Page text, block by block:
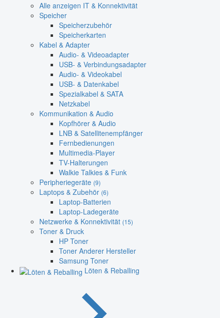
Alle anzeigen IT & Konnektivität
Speicher
Speicherzubehör
Speicherkarten
Kabel & Adapter
Audio- & Videoadapter
USB- & Verbindungsadapter
Audio- & Videokabel
USB- & Datenkabel
Spezialkabel & SATA
Netzkabel
Kommunikation & Audio
Kopfhörer & Audio
LNB & Satellitenempfänger
Fernbedienungen
Multimedia-Player
TV-Halterungen
Walkie Talkies & Funk
Peripheriegeräte (9)
Laptops & Zubehör (6)
Laptop-Batterien
Laptop-Ladegeräte
Netzwerke & Konnektivität (15)
Toner & Druck
HP Toner
Toner Anderer Hersteller
Samsung Toner
Löten & Reballing